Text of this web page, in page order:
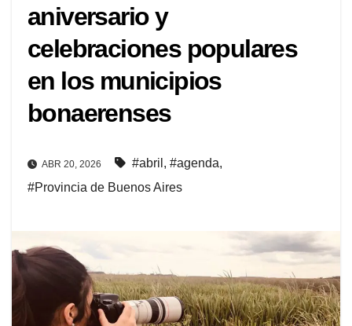
aniversario y
celebraciones populares
en los municipios
bonaerenses
ABR 20, 2026 #abril , #agenda,
#Provincia de Buenos Aires